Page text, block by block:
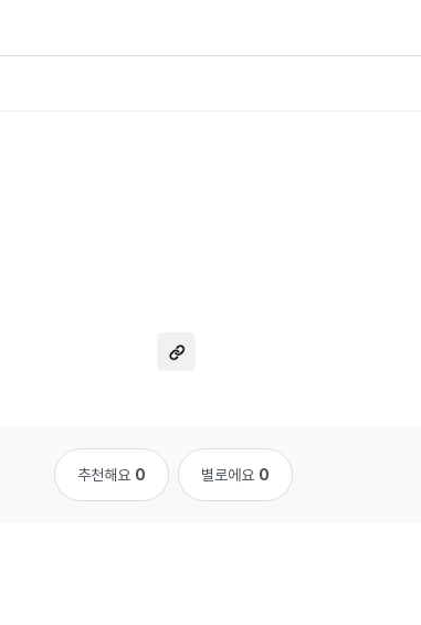
추천해요 0 별로에요 0